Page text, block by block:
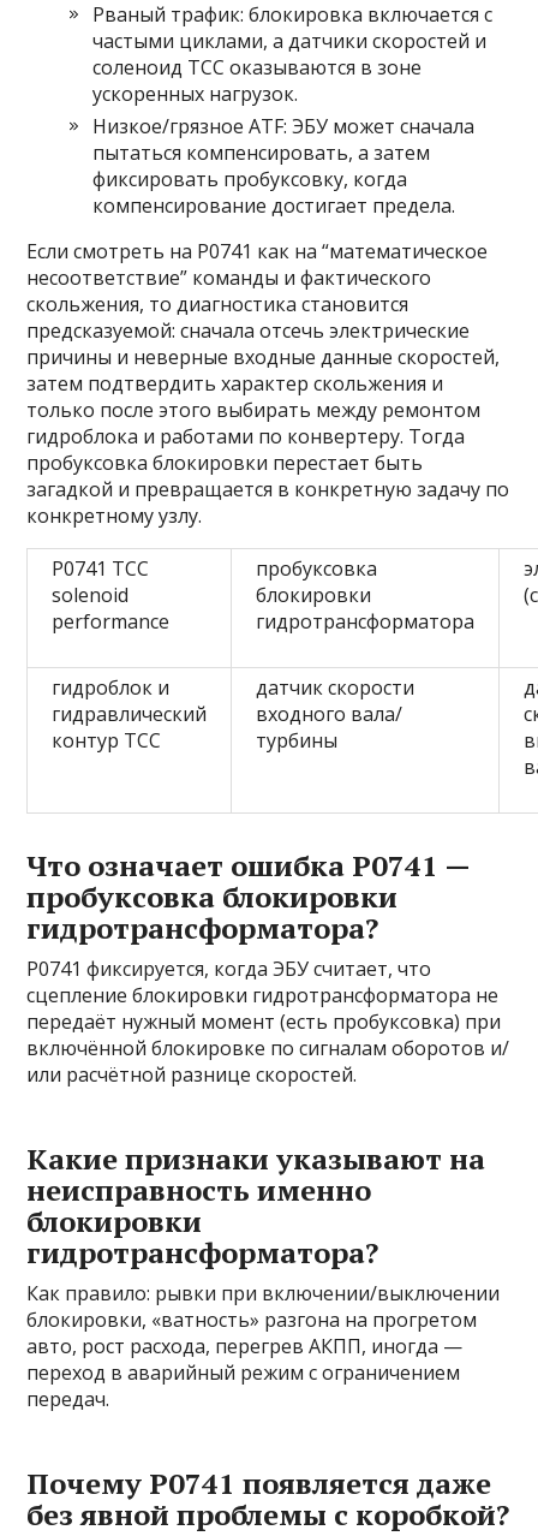
Рваный трафик: блокировка включается с
частыми циклами, а датчики скоростей и
соленоид TCC оказываются в зоне
ускоренных нагрузок.
Низкое/грязное ATF: ЭБУ может сначала
пытаться компенсировать, а затем
фиксировать пробуксовку, когда
компенсирование достигает предела.
Если смотреть на P0741 как на “математическое
несоответствие” команды и фактического
скольжения, то диагностика становится
предсказуемой: сначала отсечь электрические
причины и неверные входные данные скоростей,
затем подтвердить характер скольжения и
только после этого выбирать между ремонтом
гидроблока и работами по конвертеру. Тогда
пробуксовка блокировки перестает быть
загадкой и превращается в конкретную задачу по
конкретному узлу.
P0741 TCC
solenoid
performance
пробуксовка
блокировки
гидротрансформатора
гидроблок и
гидравлический
контур TCC
датчик скорости
входного вала/
турбины
Что означает ошибка P0741 —
пробуксовка блокировки
гидротрансформатора?
P0741 фиксируется, когда ЭБУ считает, что
сцепление блокировки гидротрансформатора не
передаёт нужный момент (есть пробуксовка) при
включённой блокировке по сигналам оборотов и/
или расчётной разнице скоростей.
Какие признаки указывают на
неисправность именно
блокировки
гидротрансформатора?
Как правило: рывки при включении/выключении
блокировки, «ватность» разгона на прогретом
авто, рост расхода, перегрев АКПП, иногда —
переход в аварийный режим с ограничением
передач.
Почему P0741 появляется даже
без явной проблемы с коробкой?